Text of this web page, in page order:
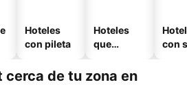
Hoteles
con pileta
Hoteles
que
mascotas
con
de tu zona en